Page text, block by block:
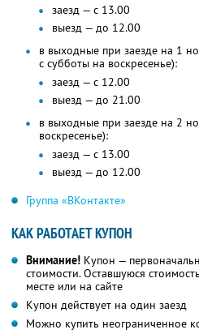
заезд — с 13.00
выезд — до 12.00
в выходные при заезде на 1
с субботы на воскресенье):
заезд — с 12.00
выезд — до 21.00
в выходные при заезде на 2
воскресенье):
заезд — с 13.00
выезд — до 12.00
Группа «ВКонтакте»
КАК РАБОТАЕТ КУПОН
Внимание! Купон —
стоимости. Оставшуюся
месте или на сайте
Купон действует на один заезд
Можно купить неограниченное